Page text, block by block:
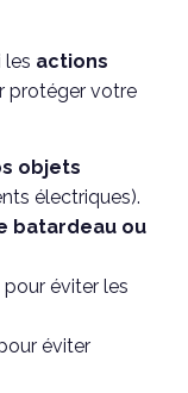
les actions
protéger votre
objets
électriques).
batardeau ou
pour éviter les
éviter